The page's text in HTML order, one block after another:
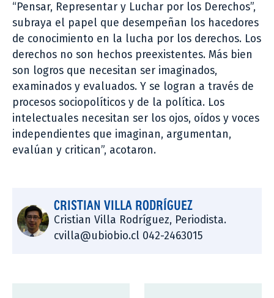
“Pensar, Representar y Luchar por los Derechos”,
subraya el papel que desempeñan los hacedores
de conocimiento en la lucha por los derechos. Los
derechos no son hechos preexistentes. Más bien
son logros que necesitan ser imaginados,
examinados y evaluados. Y se logran a través de
procesos sociopolíticos y de la política. Los
intelectuales necesitan ser los ojos, oídos y voces
independientes que imaginan, argumentan,
evalúan y critican”, acotaron.
CRISTIAN VILLA RODRÍGUEZ
Cristian Villa Rodríguez, Periodista.
cvilla@ubiobio.cl 042-2463015